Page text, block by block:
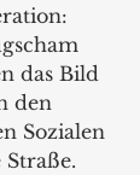
das Bild
den
Sozialen